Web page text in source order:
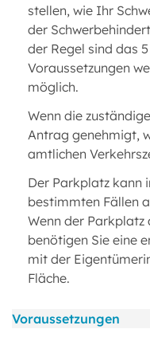
stellen, wie Ihr
der
der Regel sind das
Voraussetzungen
möglich.
Wenn die
Antrag genehmigt,
amtlichen
Der Parkplatz kann
bestimmten Fällen
Wenn der
benötigen Sie eine
mit der
Fläche.
Voraussetzungen